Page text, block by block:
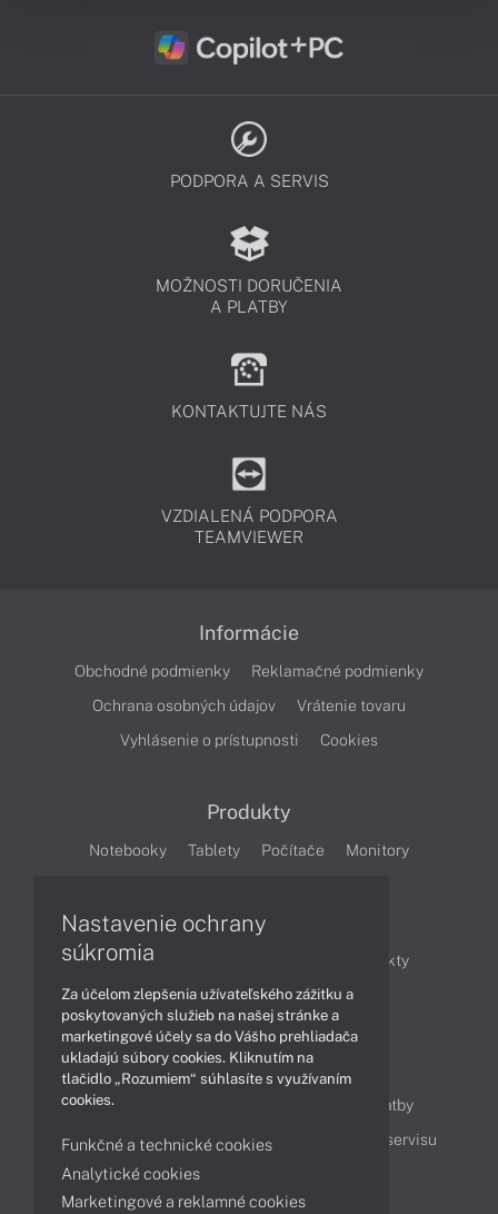
PODPORA A SERVIS
MOŽNOSTI DORUČENIA
A PLATBY
KONTAKTUJTE NÁS
VZDIALENÁ PODPORA
TEAMVIEWER
Informácie
Obchodné podmienky
Reklamačné podmienky
Ochrana osobných údajov
Vrátenie tovaru
Vyhlásenie o prístupnosti
Cookies
Produkty
Notebooky Tablety Počítače Monitory
Články
Obchodné informácie
Produkty
Technológie
Videá
Obsah
Ako nakupovať
Možnosti doručenia a platby
Podpora a servis
Servisné služby Cenník servisu
Nastavenie ochrany
súkromia
Za účelom zlepšenia užívateľského zážitku a
poskytovaných služieb na našej stránke a
marketingové účely sa do Vášho prehliadača
ukladajú súbory cookies. Kliknutím na
tlačidlo „Rozumiem“ súhlasíte s využívaním
cookies.
Funkčné a technické cookies
Analytické cookies
Marketingové a reklamné cookies